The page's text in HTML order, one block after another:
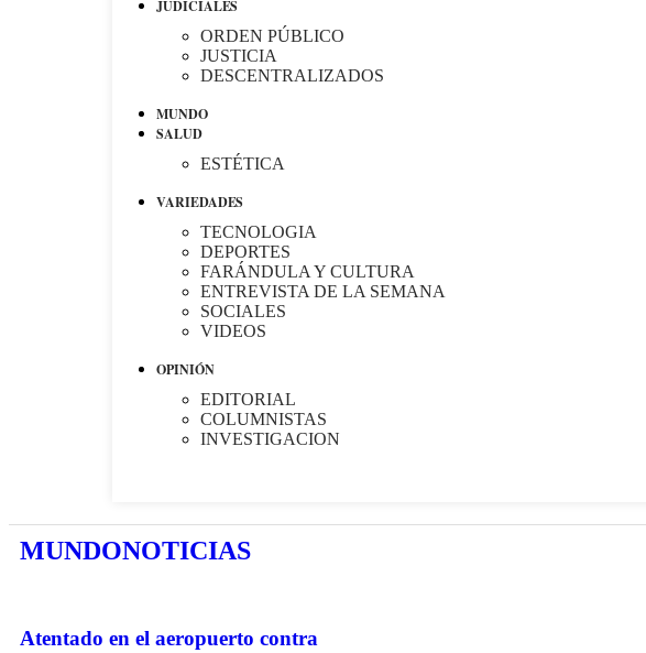
JUDICIALES
ORDEN PÚBLICO
JUSTICIA
DESCENTRALIZADOS
MUNDO
SALUD
ESTÉTICA
VARIEDADES
TECNOLOGIA
DEPORTES
FARÁNDULA Y CULTURA
ENTREVISTA DE LA SEMANA
SOCIALES
VIDEOS
OPINIÓN
EDITORIAL
COLUMNISTAS
INVESTIGACION
MUNDONOTICIAS
Atentado en el aeropuerto contra